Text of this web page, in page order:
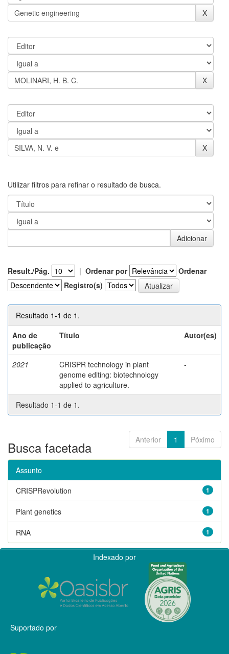
Utilizar filtros para refinar o resultado de busca.
Result./Pág. | Ordenar por
Ordenar
Registro(s)
Resultado 1-1 de 1.
Ano de
publicação
Título Autor(es)
2021
CRISPR technology in plant
genome editing: biotechnology
applied to agriculture.
-
Resultado 1-1 de 1.
Anterior 1 Póximo
Busca facetada
Assunto
1
CRISPRevolution
1
Plant genetics
1
RNA
Indexado por
Suportado por